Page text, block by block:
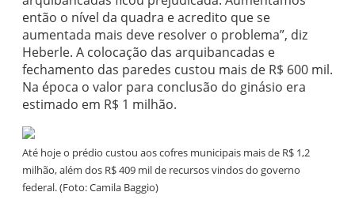
então o nível da quadra e acredito que se
aumentada mais deve resolver o problema”, diz
Heberle. A colocação das arquibancadas e
fechamento das paredes custou mais de R$ 600 mil.
Na época o valor para conclusão do ginásio era
estimado em R$ 1 milhão.
Até hoje o prédio custou aos cofres municipais mais de R$ 1,2
milhão, além dos R$ 409 mil de recursos vindos do governo
federal. (Foto: Camila Baggio)